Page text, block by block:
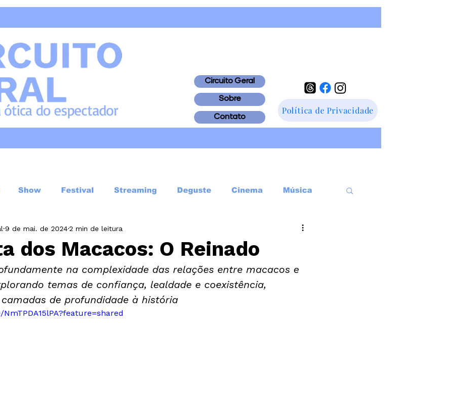
ótica do espectador
Circuito Geral
Sobre
Contato
Política de Privacidade
Show Festival Streaming Deguste Cinema Música
Livro Casacor
dos Macacos: O Reinado
9 de mai. de 20242 min de leitura
na complexidade das relações entre macacos e
temas de confiança, lealdade e coexistência,
de profundidade à história